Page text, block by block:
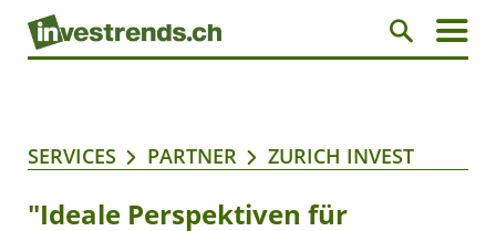
SERVICES PARTNER ZURICH INVEST
"Ideale Perspektiven für